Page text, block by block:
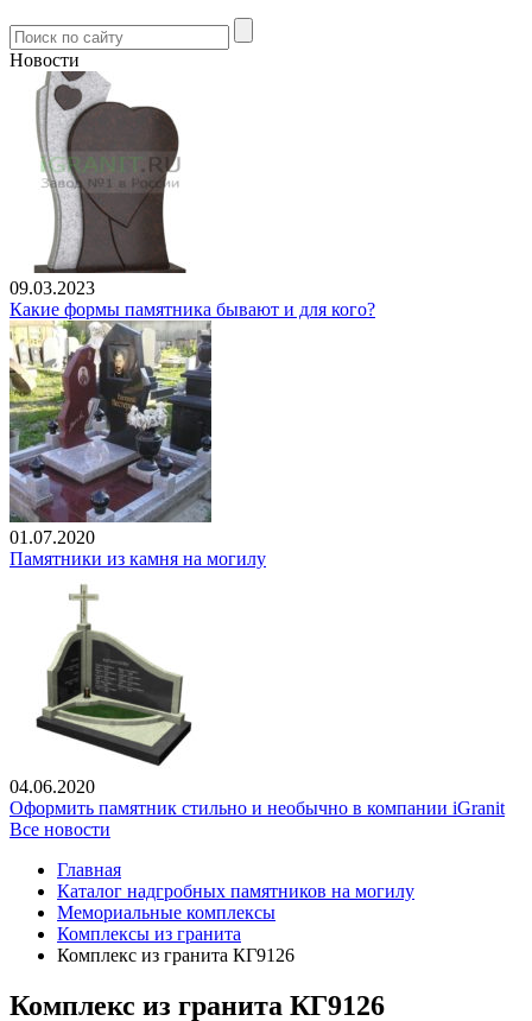
Новости
09.03.2023
Какие формы памятника бывают и для кого?
01.07.2020
Памятники из камня на могилу
04.06.2020
Оформить памятник стильно и необычно в компании iGranit
Все новости
Главная
Каталог надгробных памятников на могилу
Мемориальные комплексы
Комплексы из гранита
Комплекс из гранита КГ9126
Комплекс из гранита КГ9126